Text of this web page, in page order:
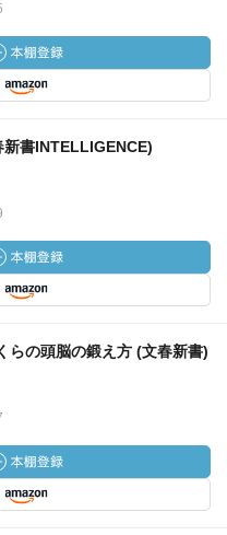
新書INTELLIGENCE)
らの頭脳の鍛え方 (文春新書)